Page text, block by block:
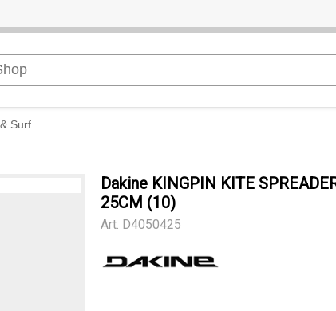
Surf
Dakine KINGPIN KITE
25CM (10)
Art. D4050425